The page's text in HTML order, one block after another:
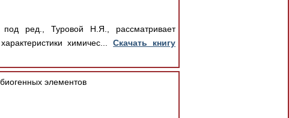
под ред., Туровой Н.Я., рассматривает
химичес...Скачать книгу
элементов